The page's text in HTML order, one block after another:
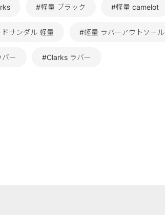
#軽量 ブラック #軽量 camelot
サンダル 軽量 #軽量 ラバーアウトソール
ー #Clarks ラバー